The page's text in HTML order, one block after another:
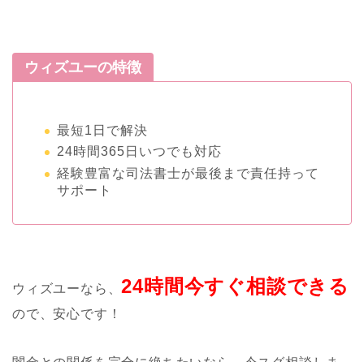
ウィズユーの特徴
最短1日で解決
24時間365日いつでも対応
経験豊富な司法書士が最後まで責任持って
サポート
ウィズユーなら、24時間今すぐ相談できる
ので、安心です！